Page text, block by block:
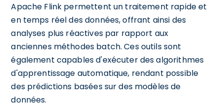
Apache Flink permettent un traitement rapide et
en temps réel des données, offrant ainsi des
analyses plus réactives par rapport aux
anciennes méthodes batch. Ces outils sont
également capables d'exécuter des algorithmes
d'apprentissage automatique, rendant possible
des prédictions basées sur des modèles de
données.